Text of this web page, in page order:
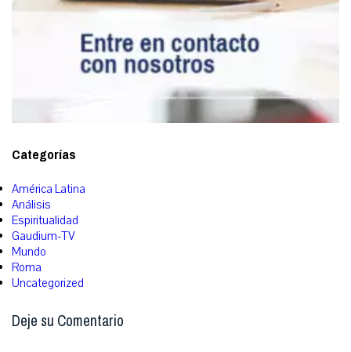
Categorías
América Latina
Análisis
Espiritualidad
Gaudium-TV
Mundo
Roma
Uncategorized
Deje su Comentario